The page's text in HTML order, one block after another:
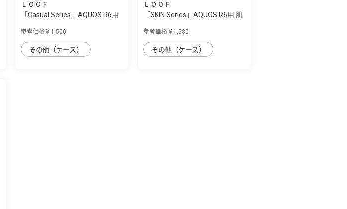
ＬＯＯＦ
「Casual Series」AQUOS R6用
参考価格￥1,500
その他（ケース）
ＬＯＯＦ
「SKIN Series」AQUOS R6用 肌
参考価格￥1,580
その他（ケース）